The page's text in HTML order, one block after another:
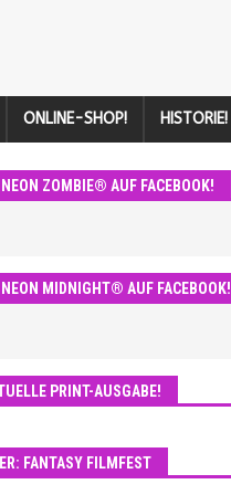
ONLINE-SHOP! HISTORIE!
NEON ZOMBIE® AUF FACEBOOK!
NEON MIDNIGHT® AUF FACEBOOK!
PRINT-AUSGABE!
FANTASY FILMFEST